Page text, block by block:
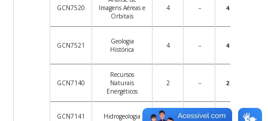
GCN7520
Imagens Aéreas e
Orbitais
4 – 4
GCN7521
Geologia
Histórica
4 – 4
GCN7140
Recursos
Naturais
Energéticos
2 – 2
GCN7141 Hidrogeologia 3 1 54